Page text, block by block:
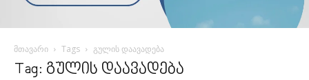
მთავარი Tags გულის დაავადება
Tag: გულის დაავადება